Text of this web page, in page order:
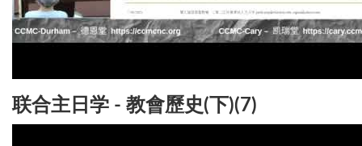
联合主日学 - 教會歷史(下)(7)